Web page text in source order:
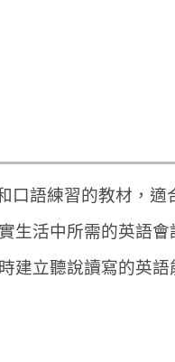
口語練習的教材，適
生活中所需的英語會
建立聽說讀寫的英語